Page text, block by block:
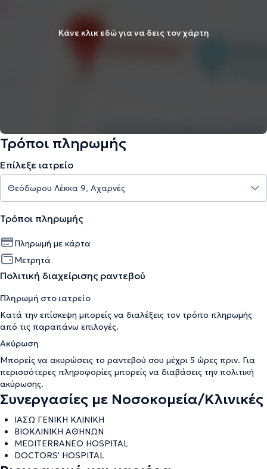
Κάνε κλικ εδώ για να δεις τον χάρτη
Τρόποι πληρωμής
Επίλεξε ιατρείο
Τρόποι πληρωμής
Πληρωμή με κάρτα
Μετρητά
Πολιτική διαχείρισης ραντεβού
Πληρωμή στο ιατρείο
Κατά την επίσκεψη μπορείς να διαλέξεις τον τρόπο πληρωμής
από τις παραπάνω επιλογές.
Ακύρωση
Μπορείς να ακυρώσεις το ραντεβού σου μέχρι 5 ώρες πριν. Για
περισσότερες πληροφορίες μπορείς να διαβάσεις την πολιτική
ακύρωσης.
Συνεργασίες με Νοσοκομεία/Κλινικές
ΙΑΣΩ ΓΕΝΙΚΗ ΚΛΙΝΙΚΗ
ΒΙΟΚΛΙΝΙΚΗ ΑΘΗΝΩΝ
MEDITERRANEO HOSPITAL
DOCTORS' HOSPITAL